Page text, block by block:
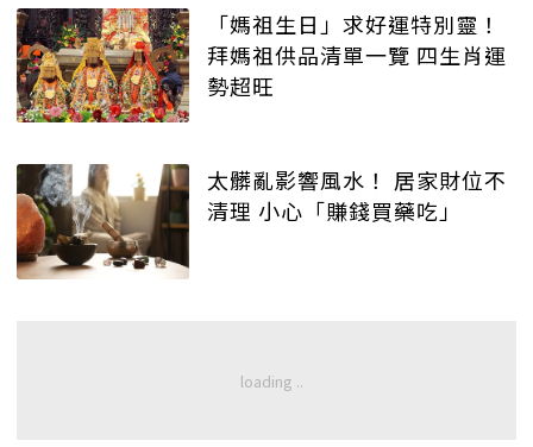
「媽祖生日」求好運特別靈！
拜媽祖供品清單一覽 四生肖運
勢超旺
太髒亂影響風水！ 居家財位不
清理 小心「賺錢買藥吃」